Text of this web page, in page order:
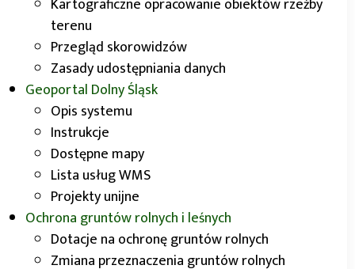
Kartograficzne opracowanie obiektów rzeźby
terenu
Przegląd skorowidzów
Zasady udostępniania danych
Geoportal Dolny Śląsk
Opis systemu
Instrukcje
Dostępne mapy
Lista usług WMS
Projekty unijne
Ochrona gruntów rolnych i leśnych
Dotacje na ochronę gruntów rolnych
Zmiana przeznaczenia gruntów rolnych